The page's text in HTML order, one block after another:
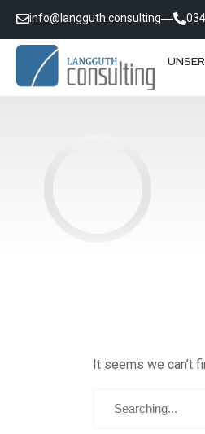
info@langguth.consulting
It seems we can’t